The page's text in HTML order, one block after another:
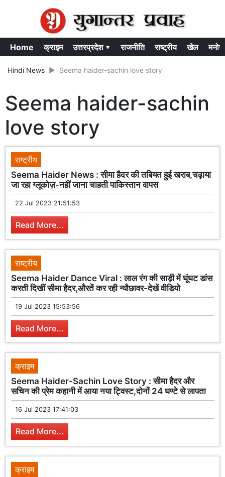
Home क्राइम उत्तरप्रदेश ▾ राजनीति राष्ट्रीय खेल
Hindi News Seema haider-sachin love story
Seema haider-sachin
love story
राष्ट्रीय
Seema Haider News : सीमा हैदर की तबियत हुई खराब,चढ़ाया
जा रहा ग्लूकोज़-नहीं जाना चाहती पाकिस्तान वापस
22 Jul 2023 21:51:53
Read More...
राष्ट्रीय
Seema Haider Dance Viral : लाल रंग की साड़ी में घूंघट डांस
करती दिखीं सीमा हैदर,औरतें कर रही न्यौछावर-देखें वीडियो
19 Jul 2023 15:53:56
Read More...
क्राइम
Seema Haider-Sachin Love Story : सीमा हैदर और
सचिन की प्रेम कहानी में आया नया ट्विस्ट,दोनों 24 घण्टे से लापता
16 Jul 2023 17:41:03
Read More...
क्राइम